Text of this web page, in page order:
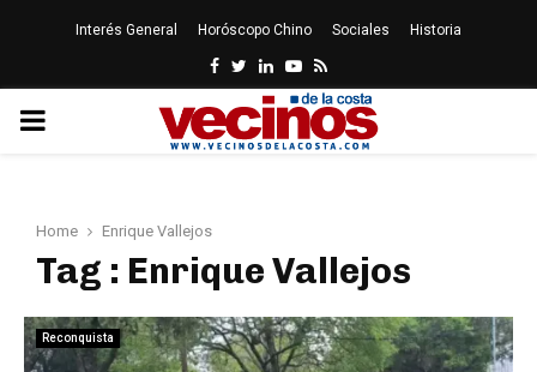
Interés General Horóscopo Chino Sociales Historia
Facebook
Twitter
LinkedinYoutube
Rss
PRIMARY
Home Enrique Vallejos
Tag : Enrique Vallejos
Reconquista